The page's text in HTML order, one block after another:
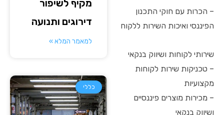
– הכרות עם חוקי התכנון
הפיננסי ואיכות השירות ללקוח
שירותי לקוחות ושיווק בנקאי
– טכניקות שירות לקוחות
מקצועיות
– מכירות מוצרים פיננסיים
ושיווק בנקאי
מקיף לשיפור
דירוגים ותנועה
למאמר המלא »
כללי